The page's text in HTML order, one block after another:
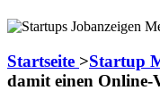
Startseite >Startup
damit einen Online-